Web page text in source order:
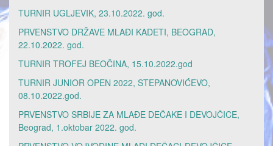
TURNIR UGLJEVIK, 23.10.2022. god.
PRVENSTVO DRŽAVE MLAĐI KADETI, BEOGRAD,
22.10.2022. god.
TURNIR TROFEJ BEOČINA, 15.10.2022.god
TURNIR JUNIOR OPEN 2022, STEPANOVIĆEVO,
08.10.2022.god.
PRVENSTVO SRBIJE ZA MLAĐE DEČAKE I DEVOJČICE,
Beograd, 1.oktobar 2022. god.